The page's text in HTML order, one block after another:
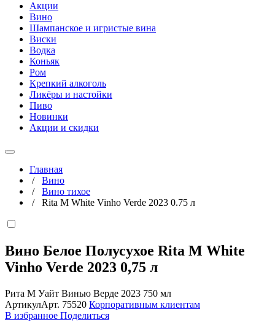
Акции
Вино
Шампанское и игристые вина
Виски
Водка
Коньяк
Ром
Крепкий алкоголь
Ликёры и настойки
Пиво
Новинки
Акции и скидки
Главная
/ Вино
/ Вино тихое
/ Rita M White Vinho Verde 2023 0.75 л
Вино Белое Полусухое Rita M White
Vinho Verde 2023 0,75 л
Рита М Уайт Винью Верде 2023 750 мл
АртикулАрт. 75520 Корпоративным клиентам
В избранное Поделиться